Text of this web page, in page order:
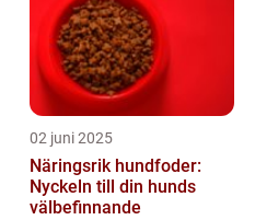
02 juni 2025
Näringsrik hundfoder:
Nyckeln till din hunds
välbefinnande